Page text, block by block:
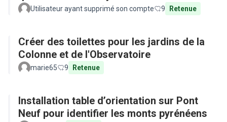
Utilisateur ayant supprimé son compte 9 Retenue
Créer des toilettes pour les jardins de la
Colonne et de l'Observatoire
marie65 9 Retenue
Installation table d’orientation sur Pont
Neuf pour identifier les monts pyrénéens